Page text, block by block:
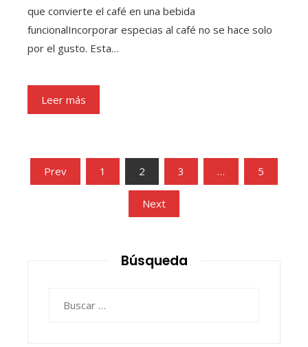
que convierte el café en una bebida
funcionalIncorporar especias al café no se hace solo
por el gusto. Esta…
Leer más
Paginación
Prev 1 2 3 … 5
Next
Búsqueda